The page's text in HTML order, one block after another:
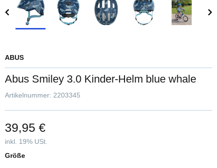
ABUS
Abus Smiley 3.0 Kinder-Helm blue whale
Artikelnummer: 2203345
39,95 €
inkl. 19% USt.
Größe